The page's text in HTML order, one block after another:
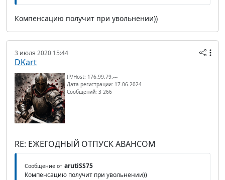
Компенсацию получит при увольнении))
3 июля 2020 15:44
DKart
IP/Host: 176.99.79.---
Дата регистрации: 17.06.2024
Сообщений: 3 266
RE: ЕЖЕГОДНЫЙ ОТПУСК АВАНСОМ
Сообщение от arutiSS75
Компенсацию получит при увольнении))